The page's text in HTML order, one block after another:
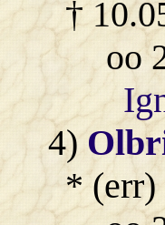
†
oo
4)
* (err)